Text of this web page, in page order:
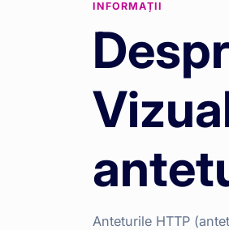
INFORMAȚII
Anteturile HTTP